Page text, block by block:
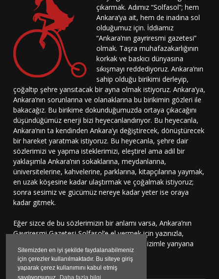
Sitemizden en iyi şekilde faydalanabilmeniz
için çerezler kullanılmaktadır. Bu siteye giriş
yaparak çerez kullanımını kabul etmiş
sayılıyorsunuz.
Daha fazla bilgi
çıkarmak. Adımız “Solfasol”; hem
Ankara’ya ait, hem de inadına sol
olduğumuz için. İddiamız
“Ankara’nın gayriresmi gazetesi”
olmak. Taşra muhafazakarlığının
korkak ve baskıcı dünyasına
sıkışmayı reddediyoruz. Ankara’nın
sahip olduğu birikimi derleyip,
çoğaltıp şehre yansıtacak bir ayna olmak istiyoruz. Ankara’ya,
Ankara’nın sorunlarına ve olanaklarına bu birikimin gözleri ile
bakacağız. Bu birikime dokunduğumuzda ortaya çıkacağını
düşündüğümüz enerji bizi heyecanlandırıyor. Bu heyecanla,
Ankara’nın ta kendinden Ankara’yı değiştirecek, dönüştürecek
bir hareket yaratmak istiyoruz. Bu heyecanla, şehre dair
sözlerimizi ve yapma isteklerimizi, eleştirel ama adil bir
yaklaşımla Ankara’nın sokaklarına, meydanlarına,
üniversitelerine, kahvelerine, parklarına, kitapçılarına yaymak,
en uzak köşesine kadar ulaştırmak ve çoğalmak istiyoruz;
sonra sesimiz ve gücümüz nereye kadar yeter ise oraya
kadar gitmek.
Eğer sizce de bu sözlerimizin bir anlamı varsa, Ankara’nın
Gayriresmi Gazetesi Solfasol’e el vermek için yazınızla,
çizinizle, sesinizle bu harekete katılmaya, bizimle yanyana
durmaya davetlisiniz.